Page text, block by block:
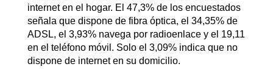
internet en el hogar. El 47,3% de los encuestados
señala que dispone de fibra óptica, el 34,35% de
ADSL, el 3,93% navega por radioenlace y el 19,11
en el teléfono móvil. Solo el 3,09% indica que no
dispone de internet en su domicilio.